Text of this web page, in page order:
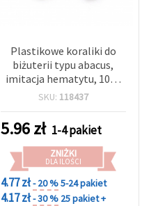
Plastikowe koraliki do
biżuterii typu abacus,
imitacja hematytu, 10x7
mm, otwór 2 mm – 20 g
SKU: 118437
5.96zł 1-4 pakiet
ZNIŻKI
DLA ILOŚCI
4.77 zł- 20 %5-24 pakiet
4.17 zł- 30 % 25 pakiet +